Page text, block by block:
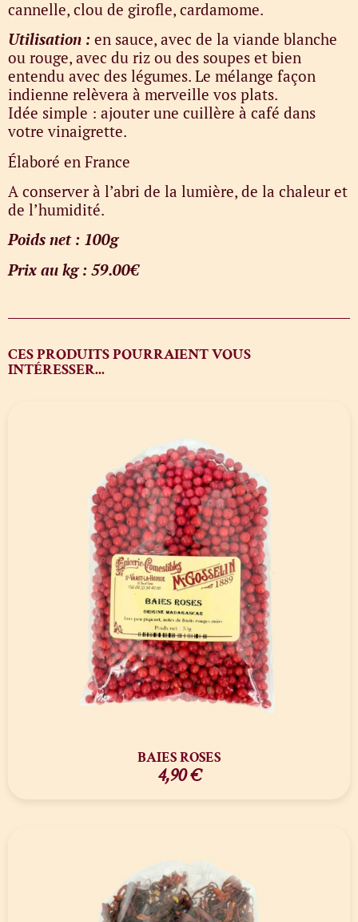
cannelle, clou de girofle, cardamome.
Utilisation : en sauce, avec de la viande blanche
ou rouge, avec du riz ou des soupes et bien
entendu avec des légumes. Le mélange façon
indienne relèvera à merveille vos plats.
Idée simple : ajouter une cuillère à café dans
votre vinaigrette.
Élaboré en France
A conserver à l’abri de la lumière, de la chaleur et
de l’humidité.
Poids net : 100g
Prix au kg : 59.00€
CES PRODUITS POURRAIENT VOUS
INTÉRESSER...
BAIES ROSES
4,90€